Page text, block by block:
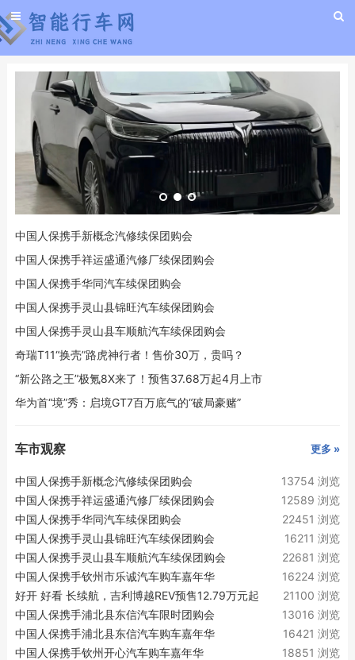
中国人保携手新概念汽修续保团购会
中国人保携手祥运盛通汽修厂续保团购会
中国人保携手华同汽车续保团购会
中国人保携手灵山县锦旺汽车续保团购会
中国人保携手灵山县车顺航汽车续保团购会
奇瑞T11“换壳”路虎神行者！售价30万，贵吗？
“新公路之王”极氪8X来了！预售37.68万起4月上市
华为首“境”秀：启境GT7百万底气的“破局豪赌”
车市观察 更多 »
中国人保携手新概念汽修续保团购会
13754 浏览
中国人保携手祥运盛通汽修厂续保团购会
12589 浏览
中国人保携手华同汽车续保团购会
22451 浏览
中国人保携手灵山县锦旺汽车续保团购会
16211 浏览
中国人保携手灵山县车顺航汽车续保团购会
22681 浏览
中国人保携手钦州市乐诚汽车购车嘉年华
16224 浏览
好开 好看 长续航，吉利博越REV预售12.79万元起
21100 浏览
中国人保携手浦北县东信汽车限时团购会
13016 浏览
中国人保携手浦北县东信汽车购车嘉年华
16421 浏览
中国人保携手钦州开心汽车购车嘉年华
18851 浏览